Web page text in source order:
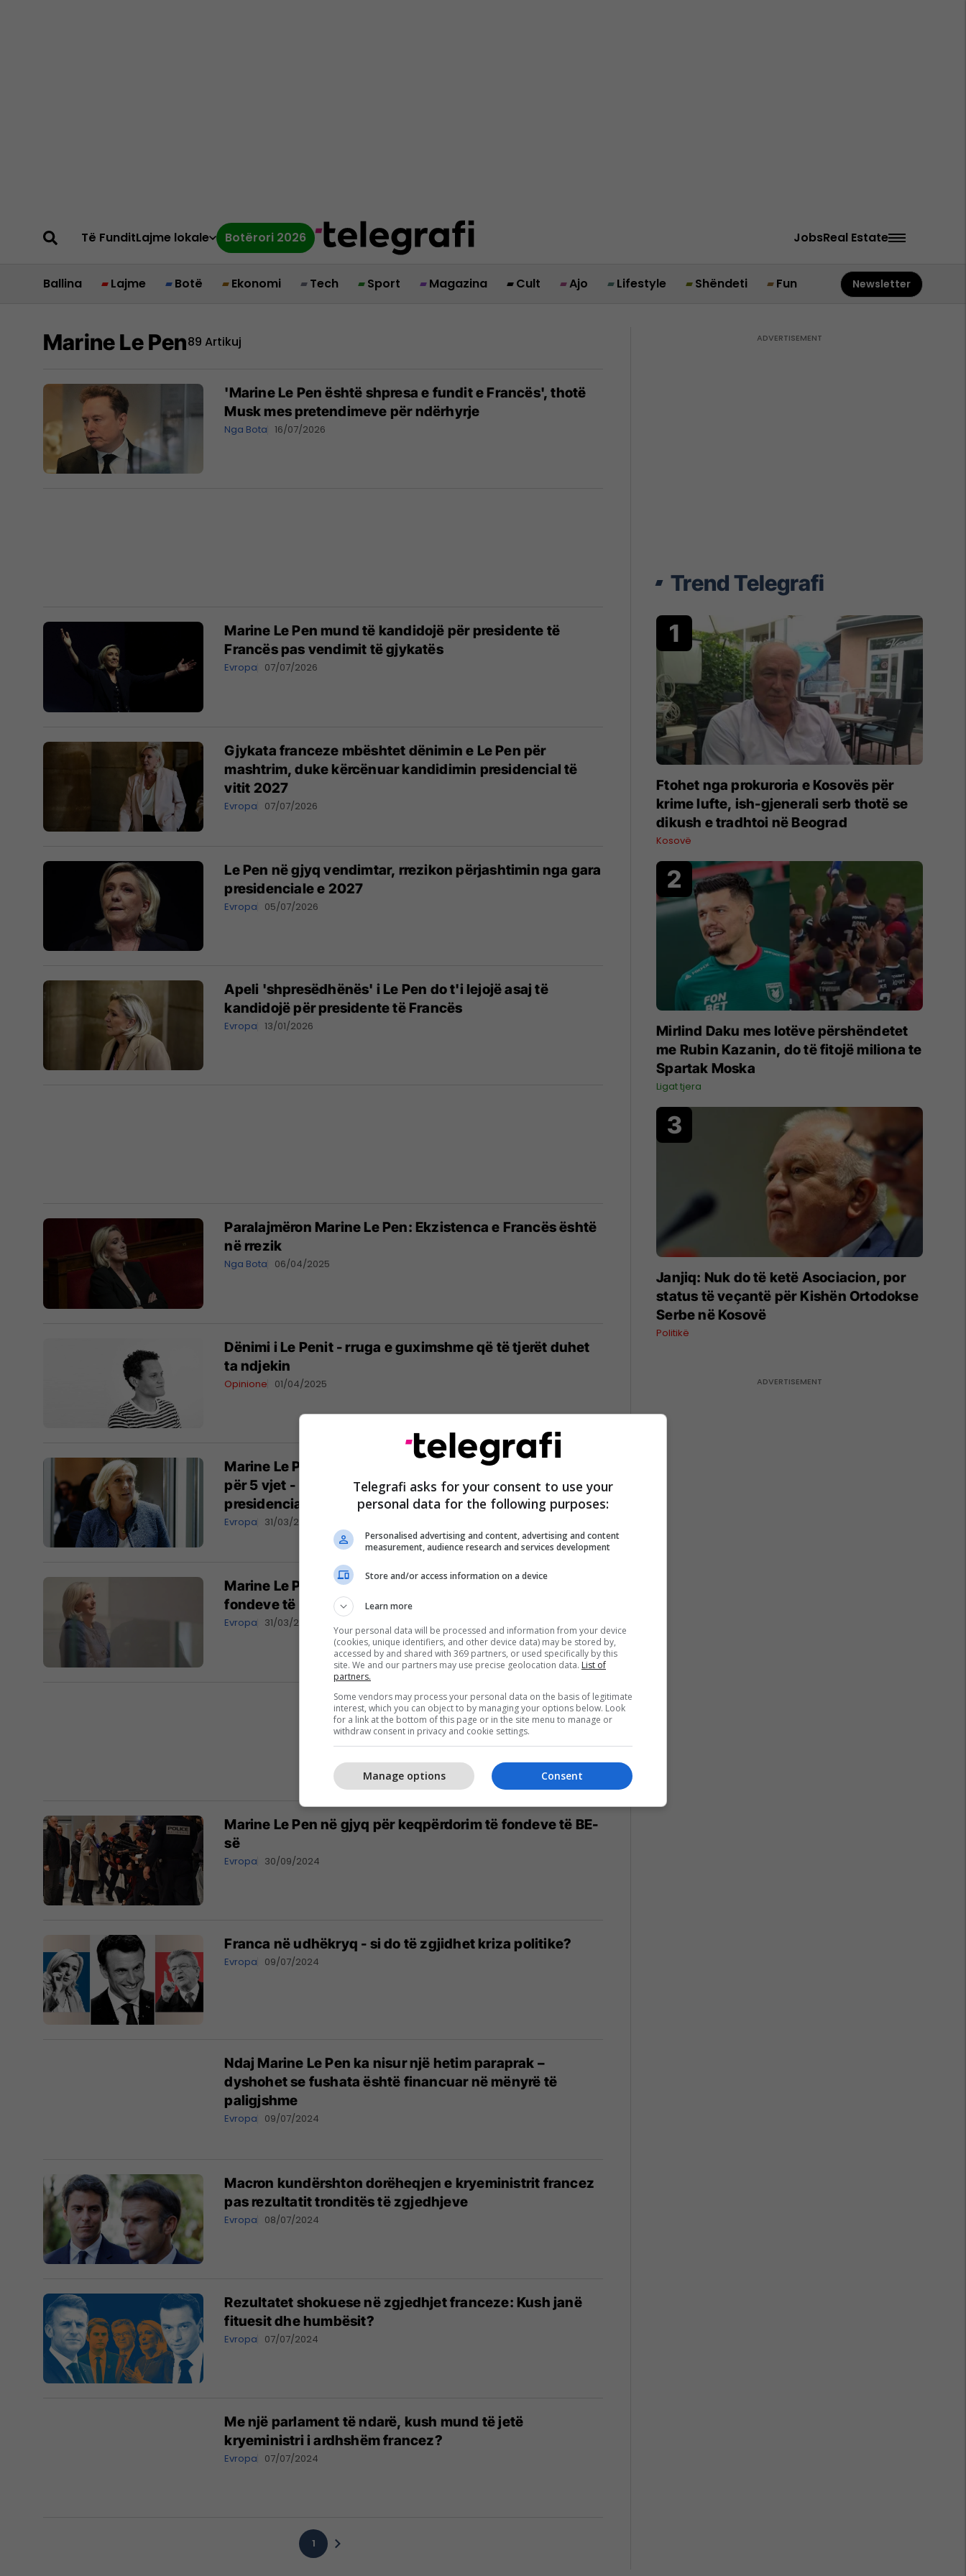
Të FunditLajme lokale Botërori 2026 JobsReal Estate
Ballina Lajme Botë Ekonomi Tech Sport Magazina Cult Ajo Lifestyle Shëndeti Fun Newsletter
Marine Le Pen89 Artikuj
'Marine Le Pen është shpresa e fundit e Francës', thotë
Musk mes pretendimeve për ndërhyrje
Nga Bota 16/07/2026
Marine Le Pen mund të kandidojë për presidente të
Francës pas vendimit të gjykatës
Evropa 07/07/2026
Gjykata franceze mbështet dënimin e Le Pen për
mashtrim, duke kërcënuar kandidimin presidencial të
vitit 2027
Evropa 07/07/2026
Le Pen në gjyq vendimtar, rrezikon përjashtimin nga gara
presidenciale e 2027
Evropa 05/07/2026
Apeli 'shpresëdhënës' i Le Pen do t'i lejojë asaj të
kandidojë për presidente të Francës
Evropa 13/01/2026
Paralajmëron Marine Le Pen: Ekzistenca e Francës është
në rrezik
Nga Bota 06/04/2025
Dënimi i Le Penit - rruga e guximshme që të tjerët duhet
ta ndjekin
Opinione 01/04/2025
Marine Le Penit i ndalohet të kandidojë për poste publike
për 5 vjet - "i shuhen shpresat" për zgjedhjet
presidenciale të 2027
Evropa 31/03/2025
Marine Le Pen shpallet fajtore për "përvetësim të
fondeve të BE-së"
Evropa 31/03/2025
Marine Le Pen në gjyq për keqpërdorim të fondeve të BE-
së
Evropa 30/09/2024
Franca në udhëkryq - si do të zgjidhet kriza politike?
Evropa 09/07/2024
Ndaj Marine Le Pen ka nisur një hetim paraprak –
dyshohet se fushata është financuar në mënyrë të
paligjshme
Evropa 09/07/2024
Macron kundërshton dorëheqjen e kryeministrit francez
pas rezultatit tronditës të zgjedhjeve
Evropa 08/07/2024
Rezultatet shokuese në zgjedhjet franceze: Kush janë
fituesit dhe humbësit?
Evropa 07/07/2024
Me një parlament të ndarë, kush mund të jetë
kryeministri i ardhshëm francez?
Evropa 07/07/2024
1
Trend Telegrafi
Ftohet nga prokuroria e Kosovës për
krime lufte, ish-gjenerali serb thotë se
dikush e tradhtoi në Beograd
Kosovë
Mirlind Daku mes lotëve përshëndetet
me Rubin Kazanin, do të fitojë miliona te
Spartak Moska
Ligat tjera
Janjiq: Nuk do të ketë Asociacion, por
status të veçantë për Kishën Ortodokse
Serbe në Kosovë
Politikë
Telegrafi asks for your consent to use your
personal data for the following purposes:
Personalised advertising and content, advertising and content
measurement, audience research and services development
Store and/or access information on a device
Learn more
Your personal data will be processed and information from your device
(cookies, unique identifiers, and other device data) may be stored by,
accessed by and shared with 369 partners, or used specifically by this
site. We and our partners may use precise geolocation data. List of
partners.
Some vendors may process your personal data on the basis of legitimate
interest, which you can object to by managing your options below. Look
for a link at the bottom of this page or in the site menu to manage or
withdraw consent in privacy and cookie settings.
Consent
Manage options